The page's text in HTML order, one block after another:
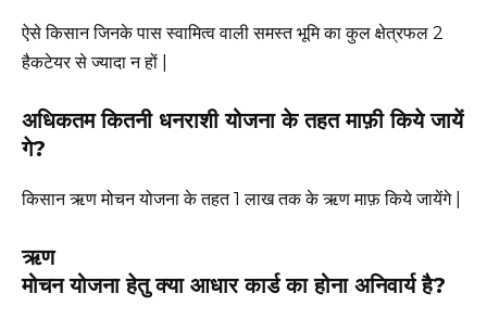
ऐसे किसान जिनके पास स्वामित्व वाली समस्त भूमि का कुल क्षेत्रफल 2
हैकटेयर से ज्यादा न हों |
अधिकतम कितनी धनराशी योजना के तहत माफ़ी किये जायें
गे?
किसान ऋण मोचन योजना के तहत 1 लाख तक के ऋण माफ़ किये जायेंगे |
ऋण
मोचन योजना हेतु क्या आधार कार्ड का होना अनिवार्य है?